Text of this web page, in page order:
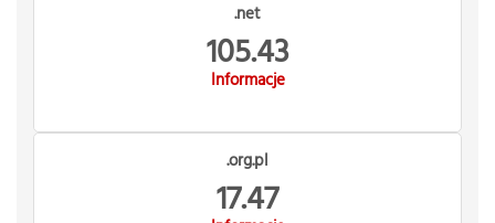
.net
105.43
Informacje
.org.pl
17.47